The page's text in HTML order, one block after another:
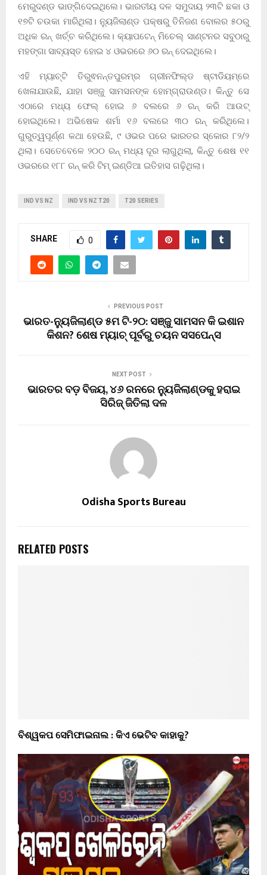
ମେରୁଦଣ୍ଡ ଭାଙ୍ଗିଦେଇଥିଲେ। ଭାରତୀୟ ଦଳ ସମୁଦାୟ ୨୩ଟି ଛକା ଓ
୧୭ଟି ଚଉକା ମାରିଥିଲା। ନ୍ୟୁଜିଲାଣ୍ଡ ପକ୍ଷରୁ ତିନିଜଣ ବୋଲର ୫୦ରୁ
ଅଧିକ ରନ୍ ଖର୍ଚ୍ଚ କରିଥିଲେ। କ୍ୟାପଟେନ୍ ମିଚେଲ୍ ସାଣ୍ଟନର ସବୁଠାରୁ
ମହଙ୍ଗା ସାବ୍ୟସ୍ତ ହୋଇ ୪ ଓଭରରେ ୬୦ ରନ୍ ଦେଇଥିଲେ।
ଏହି ମ୍ୟାଚ୍‌ଟି ତିରୁଵନନ୍ତପୁରମ୍‌ର ଗ୍ରୀନଫିଲ୍ଡ ଷ୍ଟାଡିୟମ୍‌ରେ
ଖେଳାଯାଉଛି, ଯାହା ସଞ୍ଜୁ ସାମସନଙ୍କ ହୋମ୍‌ଗ୍ରାଉଣ୍ଡ। କିନ୍ତୁ ସେ
ଏଠାରେ ମଧ୍ୟ ଫେଲ୍‌ ହୋଇ ୬ ବଲରେ ୬ ରନ୍ କରି ଆଉଟ୍‌
ହୋଇଥିଲେ। ଅଭିଷେକ ଶର୍ମା ୧୬ ବଲରେ ୩୦ ରନ୍ କରିଥିଲେ।
ଗୁରୁତ୍ୱପୂର୍ଣ୍ଣ କଥା ହେଉଛି, ୯ ଓଭର ପରେ ଭାରତର ସ୍କୋର ୮୨/୨
ଥିଲା। ସେତେବେଳେ ୨୦୦ ରନ୍‌ ମଧ୍ୟ ଦୂର ଲାଗୁଥିଲା, କିନ୍ତୁ ଶେଷ ୧୧
ଓଭରରେ ୧୮୮ ରନ୍ କରି ଟିମ୍‌ ଇଣ୍ଡିଆ ଇତିହାସ ଗଢ଼ିଥିଲା।
IND VS NZ IND VS NZ T20 T20 SERIES
SHARE 0
PREVIOUS POST
ଭାରତ-ନ୍ୟୁଜିଲାଣ୍ଡ ୫ମ ଟି-୨୦: ସଞ୍ଜୁ ସାମସନ କି ଇଶାନ
କିଶନ? ଶେଷ ମ୍ୟାଚ୍ ପୂର୍ବରୁ ଚୟନ ସସପେନ୍ସ
NEXT POST
ଭାରତର ବଡ଼ ବିଜୟ, ୪୬ ରନରେ ନ୍ୟୁଜିଲାଣ୍ଡକୁ ହରାଇ
ସିରିଜ୍ ଜିତିଲା ଦଳ
Odisha Sports Bureau
RELATED POSTS
ବିଶ୍ୱକପ ସେମିଫାଇନାଲ : କିଏ ଭେଟିବ କାହାକୁ?